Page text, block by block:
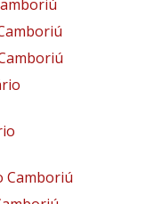
Camboriú